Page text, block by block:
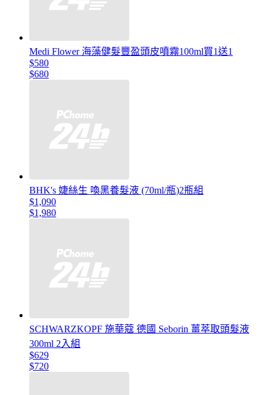
Medi Flower 海藻健髮豐盈頭皮噴霧100ml買1送1
$580
$680
BHK's 婕絲生 喚黑養髮液 (70ml/瓶)2瓶組
$1,090
$1,980
SCHWARZKOPF 施華蔻 德國 Seborin 薑萃取頭髮液
300ml 2入組
$629
$720